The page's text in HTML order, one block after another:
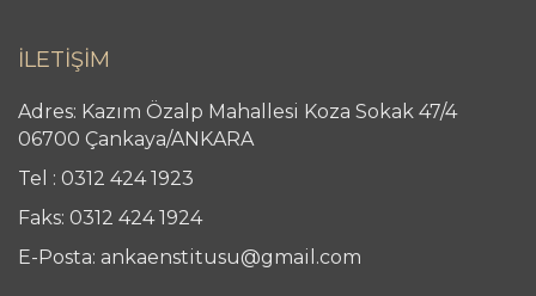
İLETİŞİM
Adres: Kazım Özalp Mahallesi Koza Sokak 47/4
06700 Çankaya/ANKARA
Tel : 0312 424 1923
Faks: 0312 424 1924
E-Posta: ankaenstitusu@gmail.com